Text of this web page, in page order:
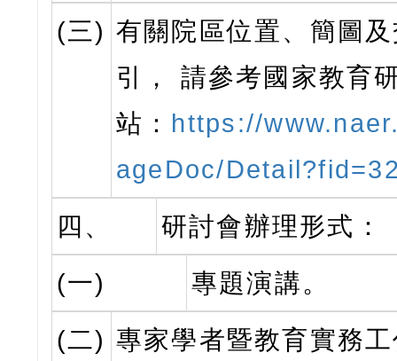
(三) 有關院區位置、簡圖
引， 請參考國家教育
站： https://
ageDoc/
四、
研討會辦理形式：
(一)
專題演講。
(二) 專家學者暨教育實務